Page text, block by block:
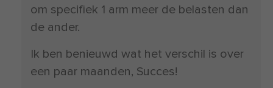
om specifiek 1 arm meer de belasten dan
de ander.
Ik ben benieuwd wat het verschil is over
een paar maanden, Succes!